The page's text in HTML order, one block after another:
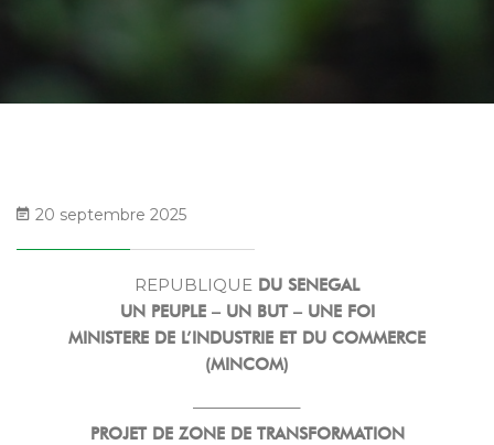
20 septembre 2025
REPUBLIQUE DU SENEGAL
UN PEUPLE – UN BUT – UNE FOI
MINISTERE DE L’INDUSTRIE ET DU COMMERCE
(MINCOM)
——————–
PROJET DE ZONE DE TRANSFORMATION